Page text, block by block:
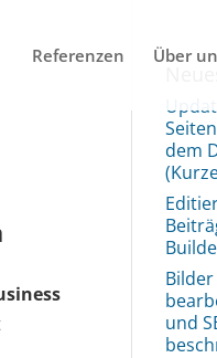
Referenzen Über
dem
und